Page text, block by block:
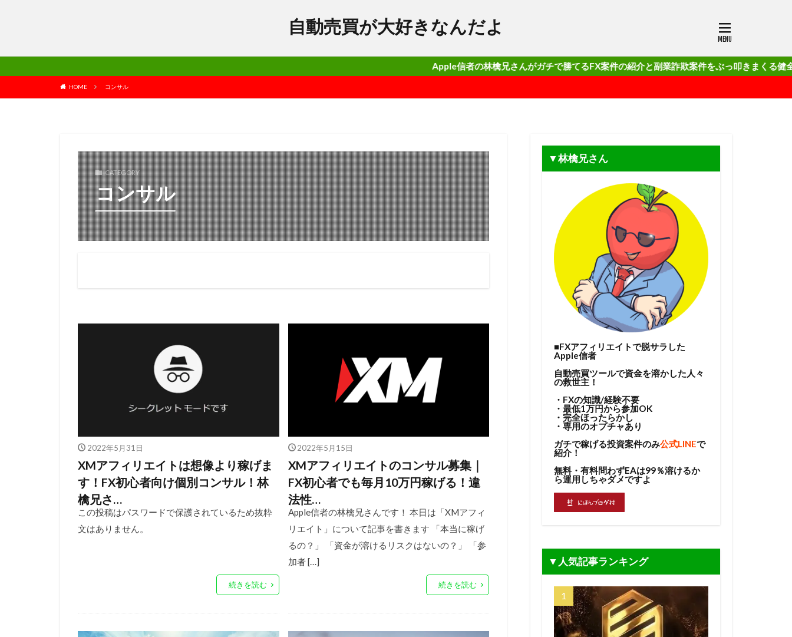
自動売買が大好きなんだよ
Apple信者の林檎兄さんがガチで勝てるFX案件の紹介と副業詐欺案件をぶっ叩きまくる健全でクリーンなブ
HOME コンサル
CATEGORY
コンサル
2022年5月31日
XMアフィリエイトは想像より稼げま
す！FX初心者向け個別コンサル！林
檎兄さ…
この投稿はパスワードで保護されているため抜粋
文はありません。
続きを読む
2022年5月15日
XMアフィリエイトのコンサル募集｜
FX初心者でも毎月10万円稼げる！違
法性…
Apple信者の林檎兄さんです！ 本日は「XMアフィ
リエイト」について記事を書きます 「本当に稼げ
るの？」 「資金が溶けるリスクはないの？」 「参
加者 […]
続きを読む
▼林檎兄さん
■FXアフィリエイトで脱サラした
Apple信者
自動売買ツールで資金を溶かした人々
の救世主！
・FXの知識/経験不要
・最低1万円から参加OK
・完全ほったらかし
・専用のオプチャあり
ガチで稼げる投資案件のみ公式LINEで
紹介！
無料・有料問わずEAは99％溶けるか
ら運用しちゃダメですよ
▼人気記事ランキング